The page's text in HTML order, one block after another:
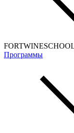
Аргентинские вина
Армянские вина
Американские вина
Грузинские вина
Программы